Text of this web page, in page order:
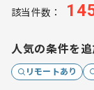
該当件数：
人気の条件を
リモートあり